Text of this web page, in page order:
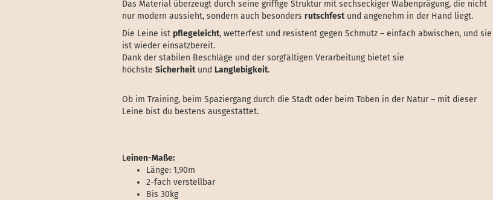
Das Material überzeugt durch seine griffige Struktur mit sechseckiger Wabenprägung, die nicht
nur modern aussieht, sondern auch besonders rutschfestund angenehm in der Hand liegt.
Die Leine ist pflegeleicht, wetterfest und resistent gegen Schmutz – einfach abwischen, und sie
ist wieder einsatzbereit.
Dank der stabilen Beschläge und der sorgfältigen Verarbeitung bietet sie
höchste Sicherheitund Langlebigkeit.
Ob im Training, beim Spaziergang durch die Stadt oder beim Toben in der Natur – mit dieser
Leine bist du bestens ausgestattet.
Leinen-Maße:
Länge: 1,90m
2-fach verstellbar
Bis 30kg